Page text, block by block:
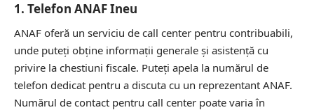
1. Telefon ANAF Ineu
ANAF oferă un serviciu de call center pentru contribuabili,
unde puteți obține informații generale și asistență cu
privire la chestiuni fiscale. Puteți apela la numărul de
telefon dedicat pentru a discuta cu un reprezentant ANAF.
Numărul de contact pentru call center poate varia în